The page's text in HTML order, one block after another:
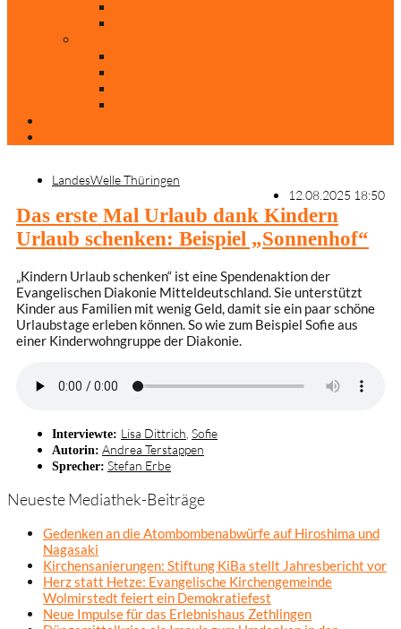
LandesWelle Thüringen
12.08.2025 18:50
Das erste Mal Urlaub dank Kindern
Urlaub schenken: Beispiel „Sonnenhof“
„Kindern Urlaub schenken“ ist eine Spendenaktion der
Evangelischen Diakonie Mitteldeutschland. Sie unterstützt
Kinder aus Familien mit wenig Geld, damit sie ein paar schöne
Urlaubstage erleben können. So wie zum Beispiel Sofie aus
einer Kinderwohngruppe der Diakonie.
Interviewte: Lisa Dittrich Sofie
Autorin: Andrea Terstappen
Sprecher: Stefan Erbe
Neueste Mediathek-Beiträge
Gedenken an die Atombombenabwürfe auf Hiroshima und
Nagasaki
Kirchensanierungen: Stiftung KiBa stellt Jahresbericht vor
Herz statt Hetze: Evangelische Kirchengemeinde
Wolmirstedt feiert ein Demokratiefest
Neue Impulse für das Erlebnishaus Zethlingen